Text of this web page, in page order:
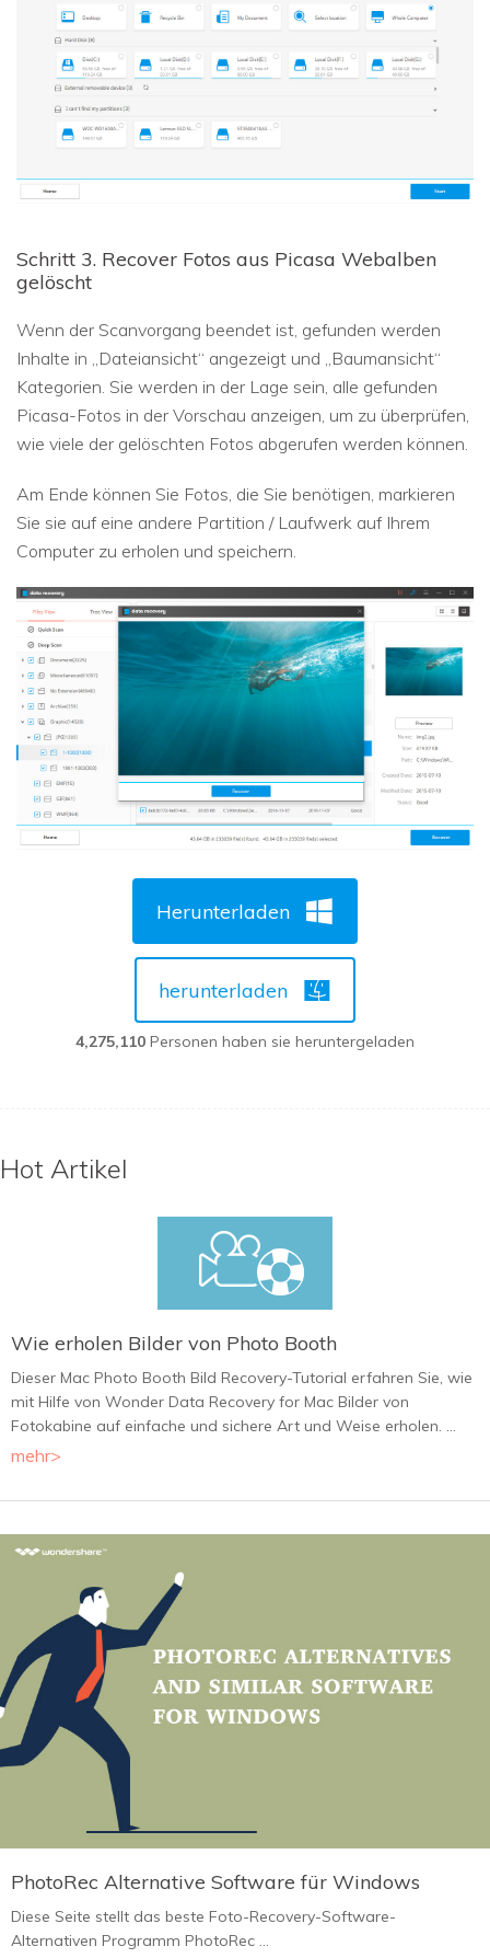
Schritt 3. Recover Fotos aus Picasa Webalben
gelöscht
Wenn der Scanvorgang beendet ist, gefunden werden
Inhalte in „Dateiansicht“ angezeigt und „Baumansicht“
Kategorien. Sie werden in der Lage sein, alle gefunden
Picasa-Fotos in der Vorschau anzeigen, um zu überprüfen,
wie viele der gelöschten Fotos abgerufen werden können.
Am Ende können Sie Fotos, die Sie benötigen, markieren
Sie sie auf eine andere Partition / Laufwerk auf Ihrem
Computer zu erholen und speichern.
Herunterladen
herunterladen
4,275,110 Personen haben sie heruntergeladen
Hot Artikel
Wie erholen Bilder von Photo Booth
Dieser Mac Photo Booth Bild Recovery-Tutorial erfahren Sie, wie
mit Hilfe von Wonder Data Recovery for Mac Bilder von
Fotokabine auf einfache und sichere Art und Weise erholen. ...
mehr>
PhotoRec Alternative Software für Windows
Diese Seite stellt das beste Foto-Recovery-Software-
Alternativen Programm PhotoRec ...